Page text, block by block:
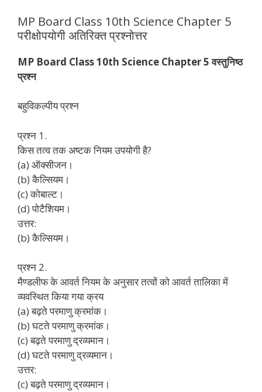
MP Board Class 10th Science Chapter 5
परीक्षोपयोगी अतिरिक्त प्रश्नोत्तर
MP Board Class 10th Science Chapter 5 वस्तुनिष्ठ
प्रश्न
बहुविकल्पीय प्रश्न
प्रश्न 1.
किस तत्व तक अष्टक नियम उपयोगी है?
(a) ऑक्सीजन।
(b) कैल्सियम।
(c) कोबाल्ट।
(d) पोटैशियम।
उत्तर:
(b) कैल्सियम।
प्रश्न 2.
मैण्डलीफ के आवर्त नियम के अनुसार तत्वों को आवर्त तालिका में
व्यवस्थित किया गया क्रय
(a) बढ़ते परमाणु क्रमांक।
(b) घटते परमाणु क्रमांक।
(c) बढ़ते परमाणु द्रव्यमान।
(d) घटते परमाणु द्रव्यमान।
उत्तर:
(c) बढ़ते परमाणु द्रव्यमान।